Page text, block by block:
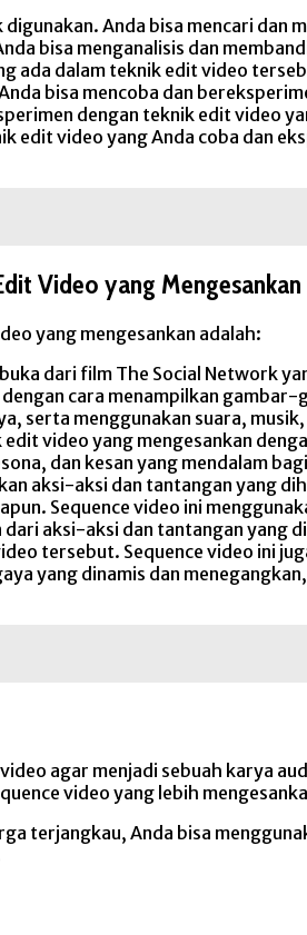
Anda bisa mencari dan
bisa menganalisis dan
ada dalam teknik edit video
bisa mencoba dan
dengan teknik edit video
edit video yang Anda coba dan
Video yang Mengesankan
yang mengesankan adalah:
dari film The Social Network
cara menampilkan
serta menggunakan suara,
video yang mengesankan
dan kesan yang mendalam
aksi-aksi dan tantangan yang
Sequence video ini
aksi-aksi dan tantangan yang
tersebut. Sequence video ini
yang dinamis dan
agar menjadi sebuah karya
video yang lebih
terjangkau, Anda bisa